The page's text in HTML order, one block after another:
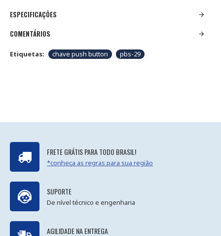
ESPECIFICAÇÕES
COMENTÁRIOS
Etiquetas: chave push button pbs-29
FRETE GRÁTIS PARA TODO BRASIL!
*conheça as regras para sua região
SUPORTE
De nível técnico e engenharia
AGILIDADE NA ENTREGA